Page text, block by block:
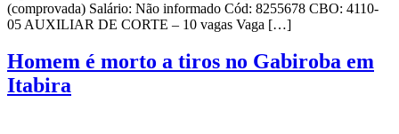
(comprovada) Salário: Não informado Cód: 8255678 CBO: 4110-
05 AUXILIAR DE CORTE – 10 vagas Vaga […]
Homem é morto a tiros no Gabiroba em
Itabira